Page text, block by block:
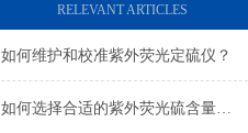
RELEVANT ARTICLES
如何维护和校准紫外荧光定硫仪？
如何选择合适的紫外荧光硫含量测定仪